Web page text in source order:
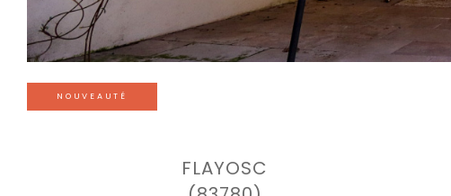
NOUVEAUTÉ
FLAYOSC